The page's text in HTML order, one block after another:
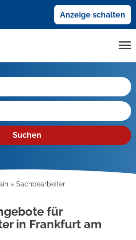
Anzeige schalten
Suchen
Sachbearbeiter
für
in Frankfurt am